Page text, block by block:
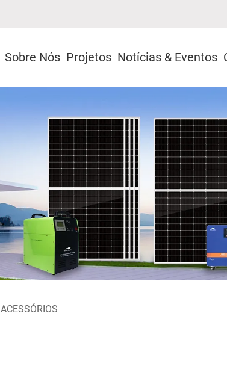
Sobre Nós Projetos Notícias & Eventos
ACESSÓRIOS